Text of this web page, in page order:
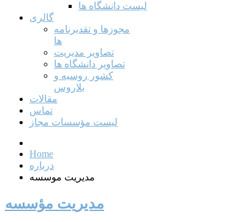
لیست دانشگاه ها
گالری
مجوزها و تقدیرنامه
ها
تصاویر مدیریت
تصاویر دانشگاه ها
کشور روسیه و
بلاروس
مقالات
تماس
لیست مؤسسات مجاز
Home
درباره
مدیریت موسسه
مدیریت مؤسسه